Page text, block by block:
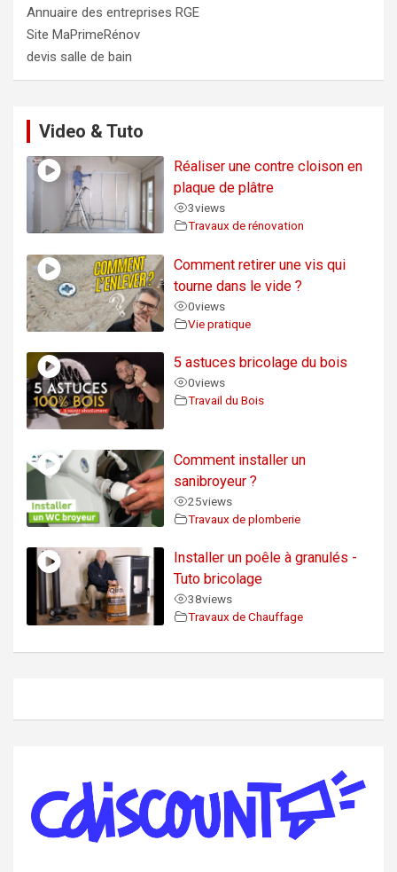
Annuaire des entreprises RGE
Site MaPrimeRénov
devis salle de bain
Video & Tuto
Réaliser une contre cloison en
plaque de plâtre
3views
Travaux de rénovation
Comment retirer une vis qui
tourne dans le vide ?
0views
Vie pratique
5 astuces bricolage du bois
0views
Travail du Bois
Comment installer un
sanibroyeur ?
25views
Travaux de plomberie
Installer un poêle à granulés -
Tuto bricolage
38views
Travaux de Chauffage